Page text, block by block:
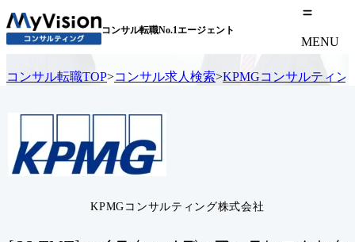
コンサル転職No.1エージェント
MENU
コンサル転職TOP>コンサル求人検索>KPMGコンサルティン
KPMGコンサルティング株式会社